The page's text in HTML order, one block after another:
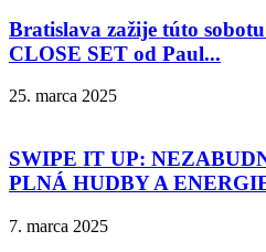
Bratislava zažije túto
CLOSE SET od Paul...
25. marca 2025
SWIPE IT UP:
PLNÁ HUDBY A
7. marca 2025